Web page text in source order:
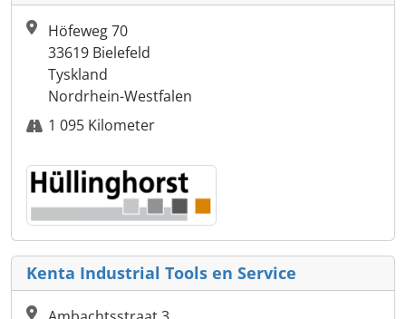
Höfeweg 70
33619 Bielefeld
Tyskland
Nordrhein-Westfalen
1 095 Kilometer
Kenta Industrial Tools en Service